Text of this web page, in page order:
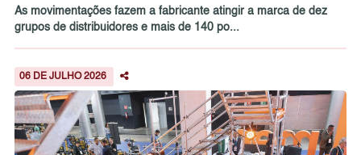
As movimentações fazem a fabricante atingir a marca de dez
grupos de distribuidores e mais de 140 po...
06 DE JULHO 2026